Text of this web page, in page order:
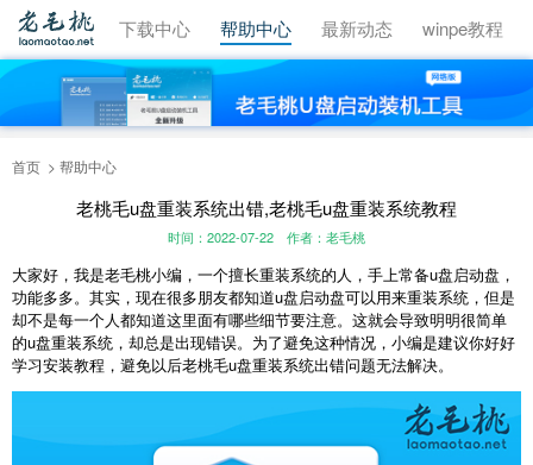
视频教程 下载中心 帮助中心 最新动态 winpe教程
首页 帮助中心
老桃毛u盘重装系统出错,老桃毛u盘重装系统教程
时间：2022-07-22 作者：老毛桃
大家好，我是老毛桃小编，一个擅长重装系统的人，手上常备u盘启动盘，
功能多多。其实，现在很多朋友都知道u盘启动盘可以用来重装系统，但是
却不是每一个人都知道这里面有哪些细节要注意。这就会导致明明很简单
的u盘重装系统，却总是出现错误。为了避免这种情况，小编是建议你好好
学习安装教程，避免以后老桃毛u盘重装系统出错问题无法解决。